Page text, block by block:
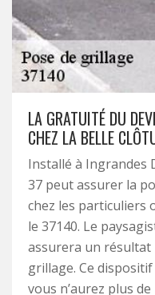
LA GRATUITÉ DU
CHEZ LA BELLE
Installé à Ingrandes
37 peut assurer la
chez les particuliers
le 37140. Le
assurera un
grillage. Ce
vous n’aurez plus